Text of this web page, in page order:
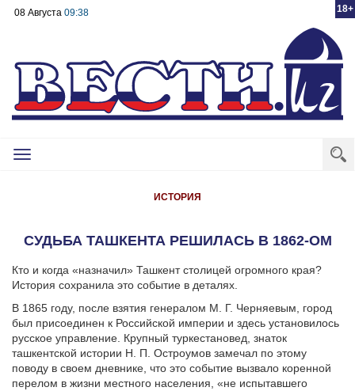
18+
08 Августа 09:38
Toggle
ИСТОРИЯ
СУДЬБА ТАШКЕНТА РЕШИЛАСЬ В 1862-ОМ
Кто и когда «назначил» Ташкент столицей огромного края?
История сохранила это событие в деталях.
В 1865 году, после взятия генералом М. Г. Черняевым, город
был присоединен к Российской империи и здесь установилось
русское управление. Крупный туркестановед, знаток
ташкентской истории Н. П. Остроумов замечал по этому
поводу в своем дневнике, что это событие вызвало коренной
перелом в жизни местного населения, «не испытавшего